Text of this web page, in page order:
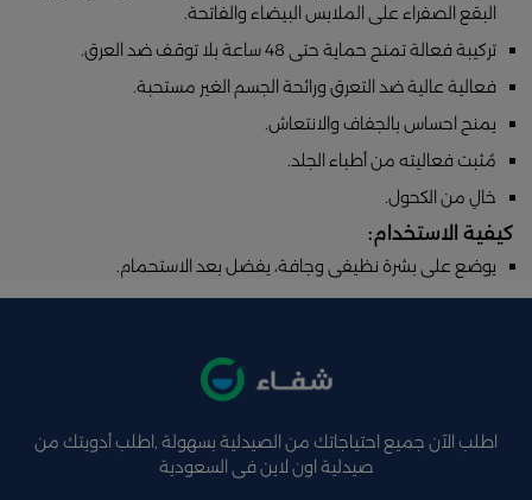
البقع الصفراء على الملابس البيضاء والفاتحة.
تركيبة فعالة تمنح حماية حتى 48 ساعة بلا توقف ضد العرق.
فعالية عالية ضد التعرق ورائحة الجسم الغير مستحبة.
يمنح احساس بالجفاف والانتعاش.
مُثبت فعاليته من أطباء الجلد.
خالِ من الكحول.
كيفية الاستخدام:
يوضع على بشرة نظيفى وجافة، يفضل بعد الاستحمام.
اطلب الآن جميع احتياجاتك من الصيدلية بسهولة ,اطلب أدويتك من
صيدلية اون لاين فى السعودية